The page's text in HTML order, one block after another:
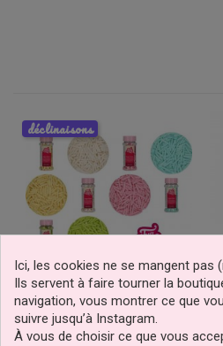
Bâtons De Sucre Couleur
Mate XL FunCakes
déclinaisons
Ici, les cookies ne se mangent pas
Ils servent à faire tourner la
navigation, vous montrer ce que
suivre jusqu’à Instagram.
À vous de choisir ce que vous